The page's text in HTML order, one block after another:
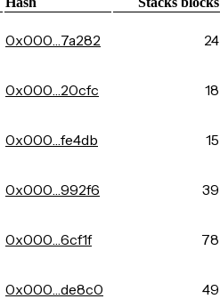
0x000…7a282 24
0x000…20cfc 18
0x000…fe4db 15
0x000…992f6 39
0x000…6cf1f 78
0x000…de8c0 49